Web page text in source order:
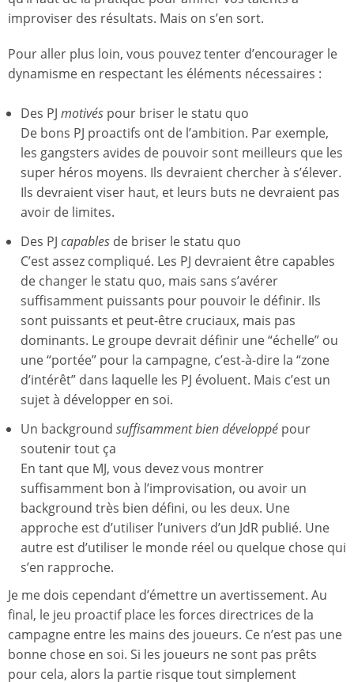
improviser des résultats. Mais on s’en sort.
Pour aller plus loin, vous pouvez tenter d’encourager le
dynamisme en respectant les éléments nécessaires :
Des PJ motivés pour briser le statu quo
De bons PJ proactifs ont de l’ambition. Par exemple,
les gangsters avides de pouvoir sont meilleurs que les
super héros moyens. Ils devraient chercher à s’élever.
Ils devraient viser haut, et leurs buts ne devraient pas
avoir de limites.
Des PJ capables de briser le statu quo
C’est assez compliqué. Les PJ devraient être capables
de changer le statu quo, mais sans s’avérer
suffisamment puissants pour pouvoir le définir. Ils
sont puissants et peut-être cruciaux, mais pas
dominants. Le groupe devrait définir une “échelle” ou
une “portée” pour la campagne, c’est-à-dire la “zone
d’intérêt” dans laquelle les PJ évoluent. Mais c’est un
sujet à développer en soi.
Un background suffisamment bien développé pour
soutenir tout ça
En tant que MJ, vous devez vous montrer
suffisamment bon à l’improvisation, ou avoir un
background très bien défini, ou les deux. Une
approche est d’utiliser l’univers d’un JdR publié. Une
autre est d’utiliser le monde réel ou quelque chose qui
s’en rapproche.
Je me dois cependant d’émettre un avertissement. Au
final, le jeu proactif place les forces directrices de la
campagne entre les mains des joueurs. Ce n’est pas une
bonne chose en soi. Si les joueurs ne sont pas prêts
pour cela, alors la partie risque tout simplement